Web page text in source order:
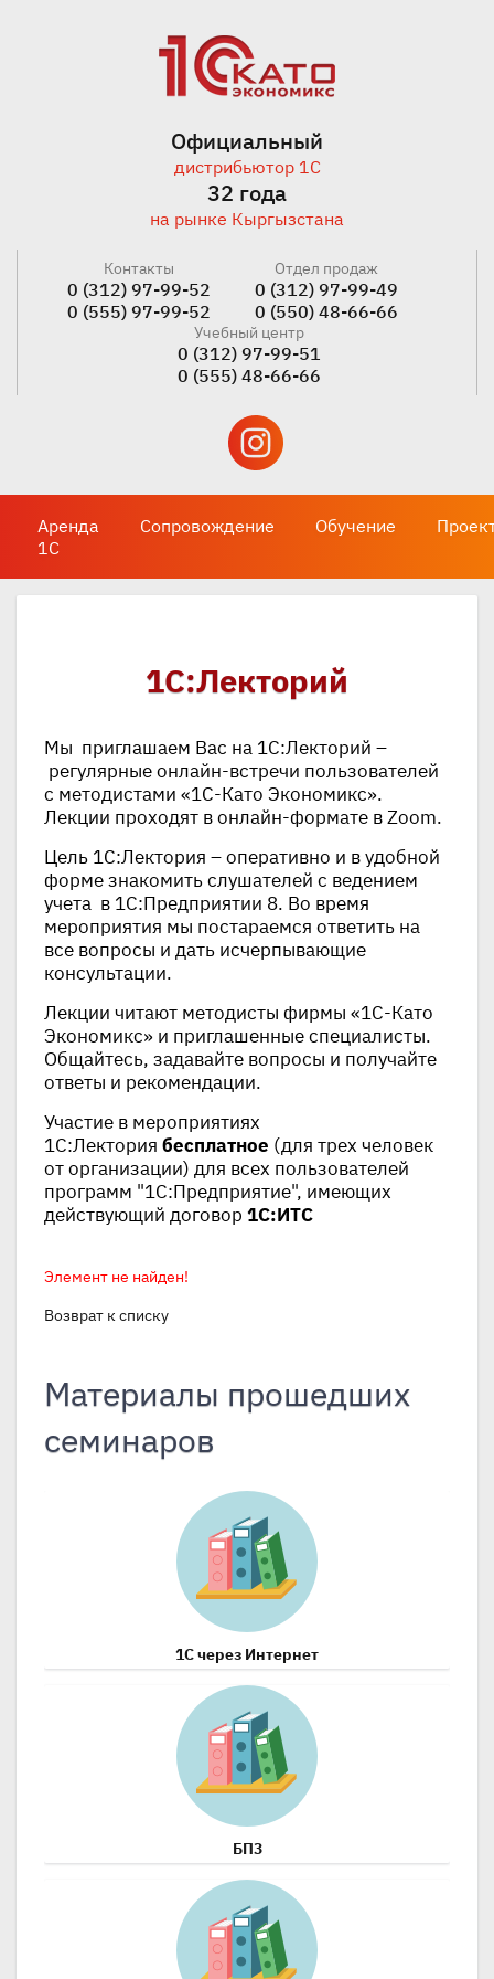
Официальный
дистрибьютор 1С
32 года
на рынке Кыргызстана
Контакты
0 (312) 97-99-52
0 (555) 97-99-52
Отдел продаж
0 (312) 97-99-49
0 (550) 48-66-66
Учебный центр
0 (312) 97-99-51
0 (555) 48-66-66
Аренда
1С
Сопровождение Обучение
1С:Лекторий
Мы приглашаем Вас на 1С:Лекторий –
регулярные онлайн-встречи пользователей
с методистами «1С-Като Экономикс».
Лекции проходят в онлайн-формате в Zoom.
Цель 1С:Лектория – оперативно и в удобной
форме знакомить слушателей с ведением
учета в 1С:Предприятии 8. Во время
мероприятия мы постараемся ответить на
все вопросы и дать исчерпывающие
консультации.
Лекции читают методисты фирмы «1С-Като
Экономикс» и приглашенные специалисты.
Общайтесь, задавайте вопросы и получайте
ответы и рекомендации.
Участие в мероприятиях
1С:Лектория бесплатное (для трех человек
от организации) для всех пользователей
программ "1С:Предприятие", имеющих
действующий договор 1С:ИТС
Элемент не найден!
Возврат к списку
Материалы прошедших
семинаров
1С через Интернет
БП3